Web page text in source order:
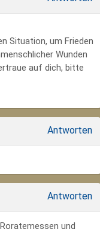
Situation, um Frieden
Wunden
auf dich, bitte
Antworten
Antworten
und